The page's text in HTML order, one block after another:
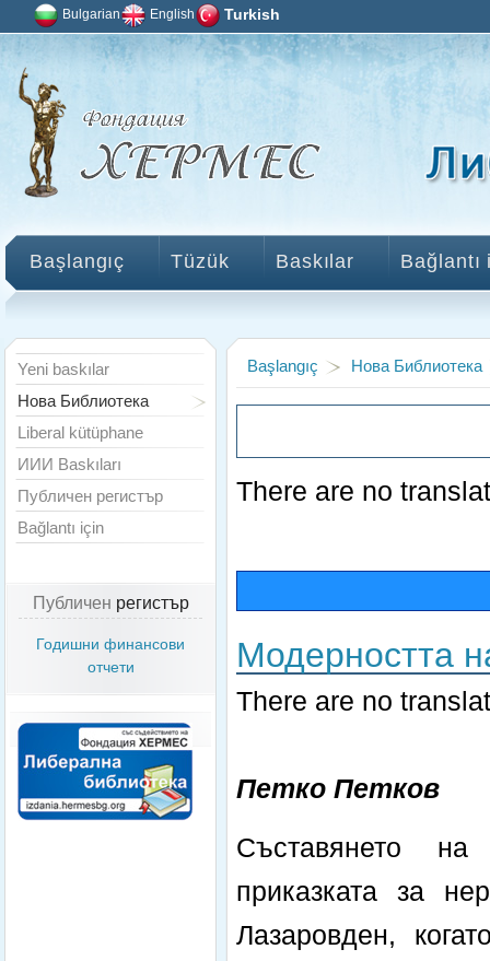
Bulgarian English Turkish
Başlangıç Tüzük Baskılar Bağlantı
Başlangıç Нова Библиотека
There are no
Модерността
There are no
Петко Петков
Съставянето
приказката за
Лазаровден,
Yeni baskılar
Нова Библиотека
Liberal kütüphane
ИИИ Baskıları
Публичен регистър
Bağlantı için
Публичен регистър
Годишни финансови
отчети